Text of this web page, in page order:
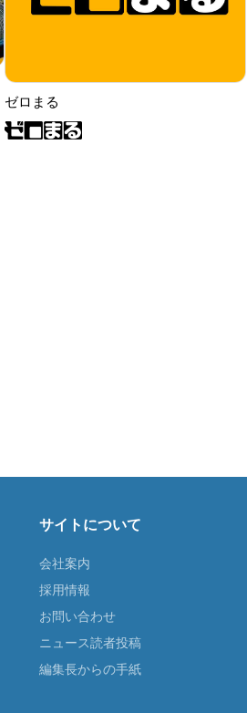
ゼロまる
サイトについて
会社案内
採用情報
お問い合わせ
ニュース読者投稿
編集長からの手紙